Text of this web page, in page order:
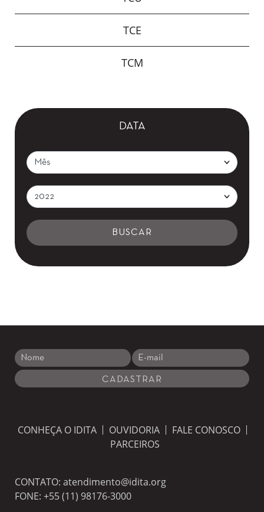
TCE
TCM
DATA
CONHEÇA O IDITA OUVIDORIA
FALE CONOSCO
PARCEIROS
CONTATO: atendimento@idita.org
FONE: +55 (11) 98176-3000